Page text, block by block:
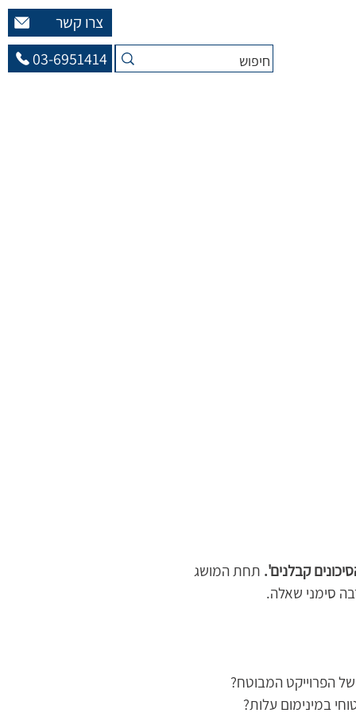
צרו קשר
03-6951414
קבלנים'. תחת המושג
סימני שאלה.
הפרוייקט המבוטח?
במינימום עלות?